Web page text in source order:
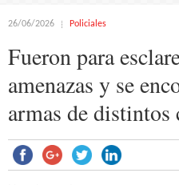
26/06/2026 Policiales
Fueron para
amenazas y se
armas de distintos